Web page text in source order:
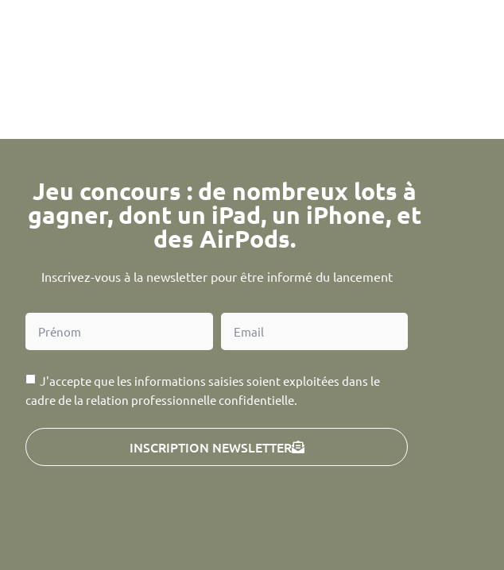
Jeu concours : de nombreux lots à
gagner, dont un iPad, un iPhone, et
des AirPods.
Inscrivez-vous à la newsletter pour être informé du lancement
J'accepte que les informations saisies soient exploitées dans le
cadre de la relation professionnelle confidentielle.
INSCRIPTION NEWSLETTER